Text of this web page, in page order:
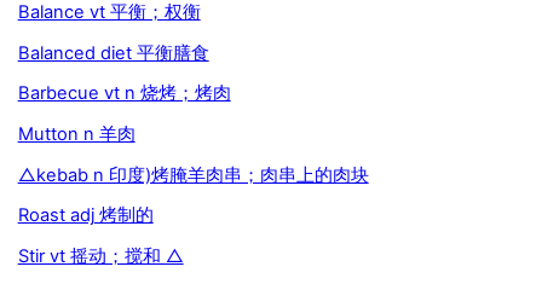
Balance vt 平衡；权衡
Balanced diet 平衡膳食
Barbecue vt n 烧烤；烤肉
Mutton n 羊肉
△kebab n 印度)烤腌羊肉串；肉串上的肉块
Roast adj 烤制的
Stir vt 摇动；搅和 △